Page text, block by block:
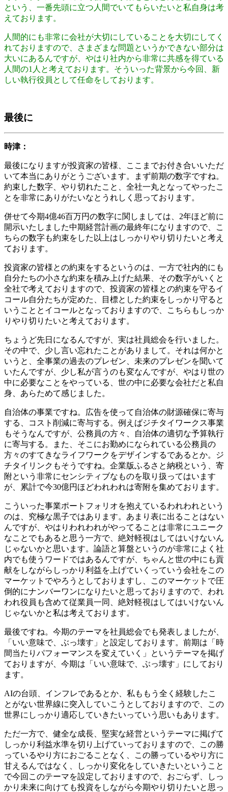
という、一番先頭に立つ人間でいてもらいたいと私自身は考
えております。
人間的にも非常に会社が大切にしていることを大切にしてく
れておりますので、さまざまな問題というかできない部分は
大いにあるんですが、やはり社内から非常に共感を得ている
人間の1人と考えております。そういった背景から今回、新
しい執行役員として任命をしております。
最後に
時津：
最後になりますが投資家の皆様、ここまでお付き合いいただ
いて本当にありがとうございます。まず前期の数字ですね。
約束した数字、やり切れたこと、全社一丸となってやったこ
とを非常にありがたいなとうれしく思っております。
併せて今期4億46百万円の数字に関しましては、2年ほど前に
開示いたしました中期経営計画の最終年になりますので、こ
ちらの数字も約束をした以上はしっかりやり切りたいと考え
ております。
投資家の皆様との約束をするというのは、一方で社内的にも
自分たちの小さな約束を積み上げた結果、その数字がいくと
全社で考えておりますので、投資家の皆様との約束を守るイ
コール自分たちが定めた、目標とした約束をしっかり守ると
いうこととイコールとなっておりますので、こちらもしっか
りやり切りたいと考えております。
ちょうど先日になるんですが、実は社員総会を行いました。
その中で、少し言い忘れたことがありまして。それは何かと
いうと、全事業の過去のプレゼン、未来のプレゼンを聞いて
いたんですが、少し私が言うのも変なんですが、やはり世の
中に必要なことをやっている、世の中に必要な会社だと私自
身、あらためて感じました。
自治体の事業ですね。広告を使って自治体の財源確保に寄与
する、コスト削減に寄与する。例えばジチタイワークス事業
もそうなんですが、公務員の方々、自治体の適切な予算執行
に寄与する。また、そこにお勤めになられている公務員の
方々のすてきなライフワークをデザインするであるとか。ジ
チタイリンクもそうですね。企業版ふるさと納税という、寄
附という非常にセンシティブなものを取り扱ってはいます
が、累計で今30億円ほどわれわれは寄附を集めております。
こういった事業ポートフォリオを抱えているわれわれという
のは、究極な黒子ではあります。あまり表に出ることはない
んですが、やはりわれわれがやってることは非常にユニーク
なことでもあると思う一方で、絶対軽視はしてはいけないん
じゃないかと思います。論語と算盤というのが非常によく社
内でも使うワードではあるんですが、ちゃんと世の中にも貢
献をしながらしっかり利益を上げていくっていう会社をこの
マーケットでやろうとしておりますし、このマーケットで圧
倒的にナンバーワンになりたいと思っておりますので、われ
われ役員も含めて従業員一同、絶対軽視はしてはいけないん
じゃないかと私は考えております。
最後ですね。今期のテーマを社員総会でも発表しましたが、
「いい意味で、ぶっ壊す」と設定しております。前期は「時
間当たりパフォーマンスを変えていく」というテーマを掲げ
ておりますが、今期は「いい意味で、ぶっ壊す」にしており
ます。
AIの台頭、インフレであるとか、私ももう全く経験したこ
とがない世界線に突入していこうとしておりますので、この
世界にしっかり適応していきたいっていう思いもあります。
ただ一方で、健全な成長、堅実な経営というテーマに掲げて
しっかり利益水準を切り上げていっておりますので、この勝
っているやり方におごることなく、この勝っているやり方に
甘えるんではなく、しっかり変化をしていきたいということ
で今回このテーマを設定しておりますので、おごらず、しっ
かり未来に向けても投資をしながら今期やり切りたいと思っ